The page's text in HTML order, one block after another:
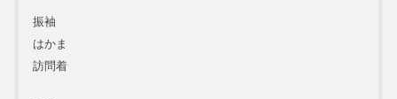
振袖
はかま
訪問着